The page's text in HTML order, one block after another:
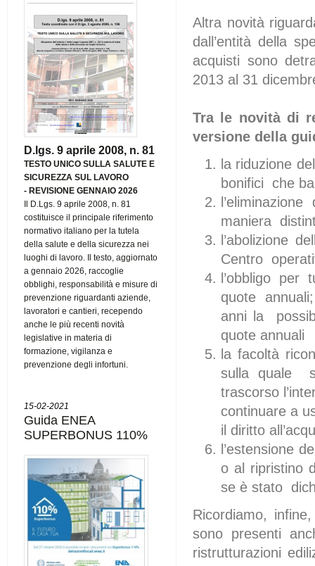
D.lgs. 9 aprile 2008, n. 81
TESTO UNICO SULLA SALUTE E
SICUREZZA SUL LAVORO
-REVISIONE GENNAIO 2026
Il D.Lgs. 9 aprile 2008, n. 81
costituisce il principale riferimento
normativo italiano per la tutela
della salute e della sicurezza nei
luoghi di lavoro. Il testo, aggiornato
a gennaio 2026, raccoglie
obblighi, responsabilità e misure di
prevenzione riguardanti aziende,
lavoratori e cantieri, recependo
anche le più recenti novità
legislative in materia di
formazione, vigilanza e
prevenzione degli infortuni.
15-02-2021
Guida ENEA
SUPERBONUS 110%
Altra novità
dall’entità della
acquisti sono
2013 al 31
Tra le novità di
versione della
la riduzione
bonifici che
maniera
l’abolizione
Centro
l’obbligo per
quote
anni la
quote annuali
la facoltà
sulla quale
trascorso
continuare a
il diritto
l’estensione
o al ripristino
se è stato
Ricordiamo,
sono presenti
ristrutturazioni